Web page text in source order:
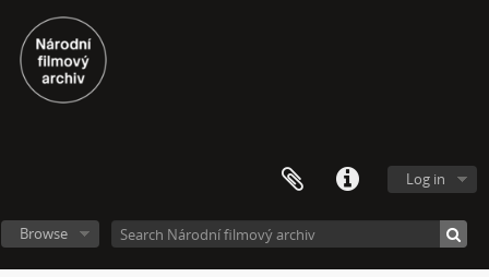
Log in
Browse
[Subseries] Under Construction
[Subseries] Modli se jestli chceš aby se země přiblížila a nebe promluvilo s tebou
[Subseries] Mas eternamente não
[Subseries] Naléhající myšlenka